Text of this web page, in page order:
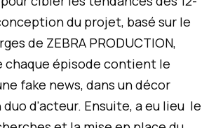
du projet, basé sur le
de ZEBRA PRODUCTION,
chaque épisode contient le
fake news, dans un décor
duo d'acteur. Ensuite, a eu lieu le